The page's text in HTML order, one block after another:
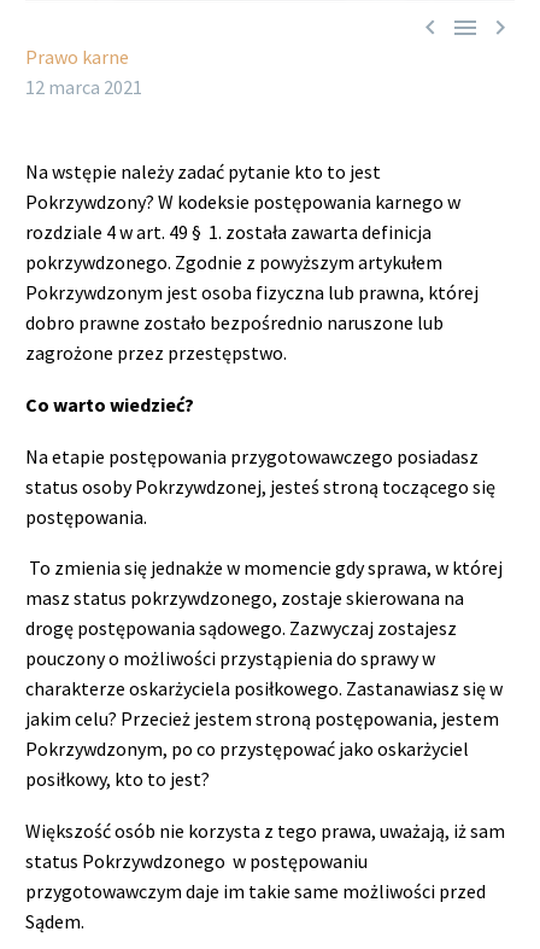
  
Prawo karne
12 marca 2021
Na wstępie należy zadać pytanie kto to jest
Pokrzywdzony? W kodeksie postępowania karnego w
rozdziale 4 w art. 49 § 1. została zawarta definicja
pokrzywdzonego. Zgodnie z powyższym artykułem
Pokrzywdzonym jest osoba fizyczna lub prawna, której
dobro prawne zostało bezpośrednio naruszone lub
zagrożone przez przestępstwo.
Co warto wiedzieć?
Na etapie postępowania przygotowawczego posiadasz
status osoby Pokrzywdzonej, jesteś stroną toczącego się
postępowania.
To zmienia się jednakże w momencie gdy sprawa, w której
masz status pokrzywdzonego, zostaje skierowana na
drogę postępowania sądowego. Zazwyczaj zostajesz
pouczony o możliwości przystąpienia do sprawy w
charakterze oskarżyciela posiłkowego. Zastanawiasz się w
jakim celu? Przecież jestem stroną postępowania, jestem
Pokrzywdzonym, po co przystępować jako oskarżyciel
posiłkowy, kto to jest?
Większość osób nie korzysta z tego prawa, uważają, iż sam
status Pokrzywdzonego w postępowaniu
przygotowawczym daje im takie same możliwości przed
Sądem.